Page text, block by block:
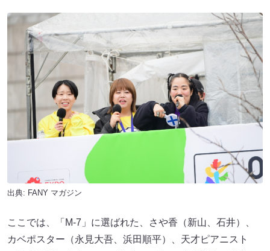
出典: FANY マガジン
ここでは、「M-7」に選ばれた、さや香（新山、石井）、
カベポスター（永見大吾、浜田順平）、天才ピアニスト